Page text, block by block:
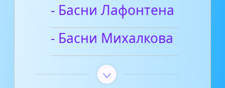
- Басни Лафонтена
- Басни Михалкова